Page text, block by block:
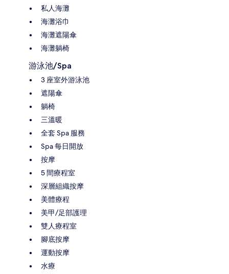
私人海灘
海灘浴巾
海灘遮陽傘
海灘躺椅
游泳池/Spa
3 座室外游泳池
遮陽傘
躺椅
三溫暖
全套 Spa 服務
Spa 每日開放
按摩
5 間療程室
深層組織按摩
美體療程
美甲/足部護理
雙人療程室
腳底按摩
運動按摩
水療